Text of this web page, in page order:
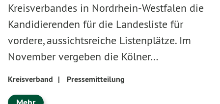
Kreisverbandes in Nordrhein-Westfalen die
Kandidierenden für die Landesliste für
vordere, aussichtsreiche Listenplätze. Im
November vergeben die Kölner…
Kreisverband | Pressemitteilung